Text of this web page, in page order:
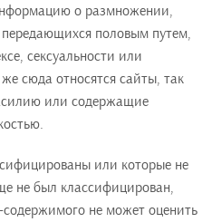
о размножении,
половым путем,
сексуальности или
сюда относятся сайты, так
или содержащие
или которые не
не был классифицирован,
не может оценить